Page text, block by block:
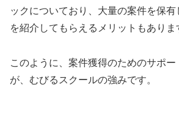
ックについており、大量の案件を保
を紹介してもらえるメリットもありま
このように、案件獲得のためのサポ
が、むびるスクールの強みです。